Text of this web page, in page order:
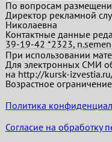
По вопросам
Директор рекламной
Николаевна
Контактные данные
39-19-42 *2323,
При использовании
Для электронных СМИ
на http://kursk-
Возрастное
Политика
Согласие на обработку